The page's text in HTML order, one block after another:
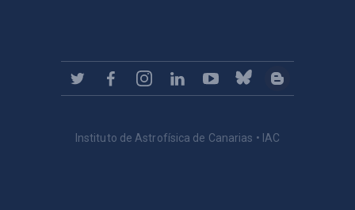
Instituto de Astrofísica de Canarias • IAC